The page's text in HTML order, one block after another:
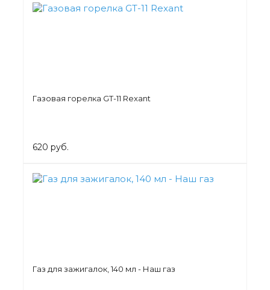
Газовая горелка GT-11 Rexant
620 руб.
Газ для зажигалок, 140 мл - Наш газ